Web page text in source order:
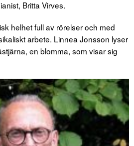
Britta Virves.
helhet full av rörelser och med
arbete. Linnea Jonsson lyser
en blomma, som visar sig